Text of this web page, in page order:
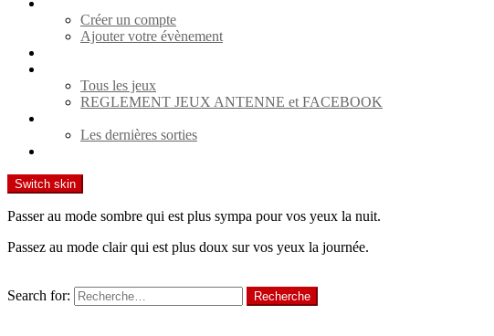
Créer un compte
Ajouter votre évènement
Tous les jeux
REGLEMENT JEUX ANTENNE et FACEBOOK
Les dernières sorties
Switch skin
Passer au mode sombre qui est plus sympa pour vos yeux la nuit.
Passez au mode clair qui est plus doux sur vos yeux la journée.
Search for:
Recherche